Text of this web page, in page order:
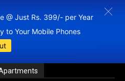
@ Just Rs. 399/- per Year
to Your Mobile Phones